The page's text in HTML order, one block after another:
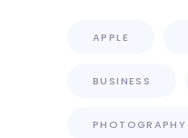
APPLE
BUSINESS
PHOTOGRAPHY